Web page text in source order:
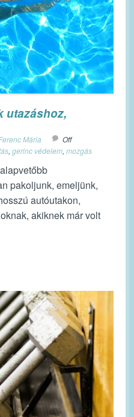
utazáshoz,
Mária
Off
, gerinc védelem, mozgás
pakoljunk, emeljünk,
autóutakon,
akiknek már volt